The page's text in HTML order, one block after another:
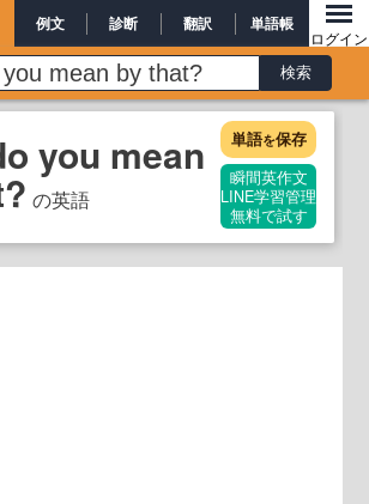
例文 診断 翻訳 単語帳
ログイン
you mean
の英語
単語を保存
瞬間英作文
LINE学習管理
無料で試す